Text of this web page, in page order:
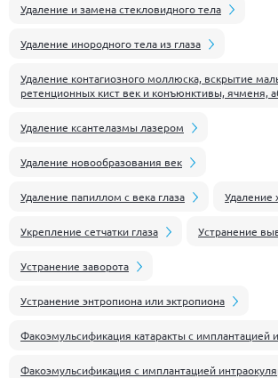
Удаление и замена стекловидного тела
Удаление инородного тела из глаза
Удаление контагиозного моллюска, вскрытие
ретенционных кист век и конъюнктивы, ячменя,
Удаление ксантелазмы лазером
Удаление новообразования век
Удаление папиллом с века глаза Удаление
Укрепление сетчатки глаза Устранение
Устранение заворота
Устранение энтропиона или эктропиона
Факоэмульсификация катаракты с имплантацией
Факоэмульсификация с имплантацией